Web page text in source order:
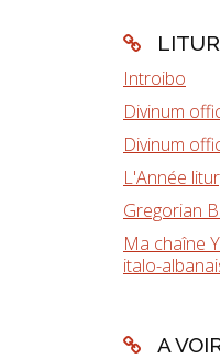
Introibo
Divinum
Divinum
L'Année
Gregorian
Ma chaîne
italo-
A